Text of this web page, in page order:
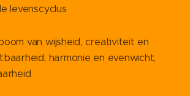
levenscyclus
van wijsheid, creativiteit en
harmonie en evenwicht,